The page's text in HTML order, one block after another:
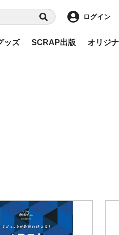
ログイン
ッズ SCRAP出版 オリジ